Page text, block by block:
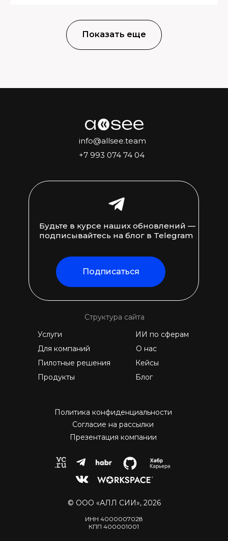
Показать еще
© ООО «АЛЛ СИИ», 2026
+7 993 074 74 04
Презентация компании
Согласие на рассылки
Политика конфиденциальности
ИНН 4000007028
КПП 400001001
Подписаться
Будьте в курсе наших обновлений —
подписывайтесь на блог в Telegram
Блог
Продукты
Для компаний
ИИ по сферам
Пилотные решения
Услуги
Кейсы
О нас
Структура сайта
info@allsee.team